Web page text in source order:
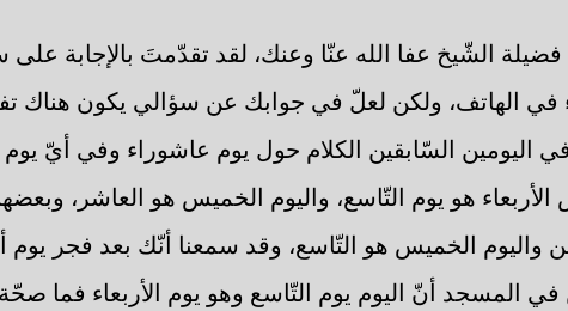
فضيلة الشّيخ عفا الله عنّا وعنك، لقد تقدّمتَ بالإجابة
في الهاتف، ولكن لعلّ في جوابك عن سؤالي يكون هناك
اليومين السّابقين الكلام حول يوم عاشوراء وفي أيّ
هو يوم التّاسع، واليوم الخميس هو العاشر،
واليوم الخميس هو التّاسع، وقد سمعنا أنّك بعد فجر يوم
المسجد أنّ اليوم يوم التّاسع وهو يوم الأربعاء فما